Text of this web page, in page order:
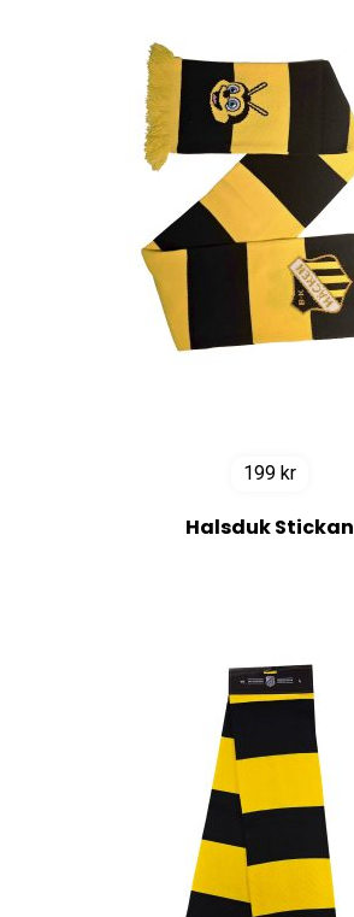
199 kr
Halsduk Stickan